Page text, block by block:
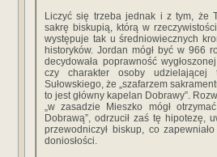
Liczyć się trzeba jednak i z tym, że
sakrę biskupią, którą w
występuje tak u średniowiecznych
historyków. Jordan mógł być w 966
decydowała poprawność
czy charakter osoby udzielającej
Sułowskiego, że „szafarzem
to jest główny kapelan Dobrawy”.
„w zasadzie Mieszko mógł
Dobrawą”, odrzucił zaś tę hipotezę,
przewodniczył biskup, co
doniosłości.